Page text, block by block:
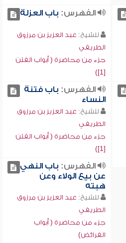
الفهرس: باب العزلة
للشيخ: عبد العزيز بن مرزوق
الطريفي
جزء من محاضرة ( أبواب الفتن
[1])
الفهرس: باب فتنة
النساء
للشيخ: عبد العزيز بن مرزوق
الطريفي
جزء من محاضرة ( أبواب الفتن
[1])
الفهرس: باب النهي
عن بيع الولاء وعن
هبته
للشيخ: عبد العزيز بن مرزوق
الطريفي
جزء من محاضرة ( أبواب
الفرائض)